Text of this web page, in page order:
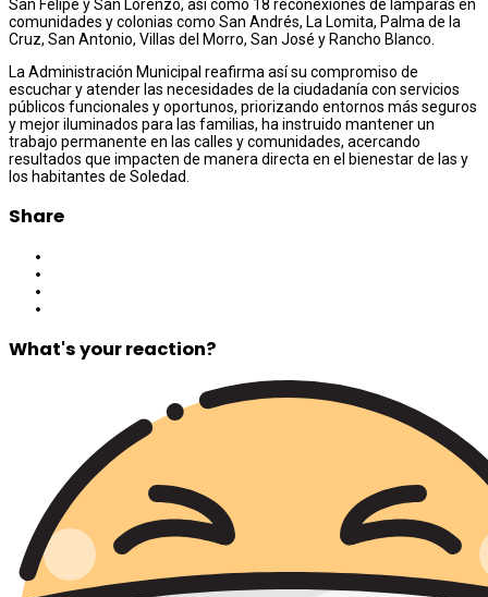
San Felipe y San Lorenzo, así como 18 reconexiones de lámparas en
comunidades y colonias como San Andrés, La Lomita, Palma de la
Cruz, San Antonio, Villas del Morro, San José y Rancho Blanco.
La Administración Municipal reafirma así su compromiso de
escuchar y atender las necesidades de la ciudadanía con servicios
públicos funcionales y oportunos, priorizando entornos más seguros
y mejor iluminados para las familias, ha instruido mantener un
trabajo permanente en las calles y comunidades, acercando
resultados que impacten de manera directa en el bienestar de las y
los habitantes de Soledad.
Share
What's your reaction?